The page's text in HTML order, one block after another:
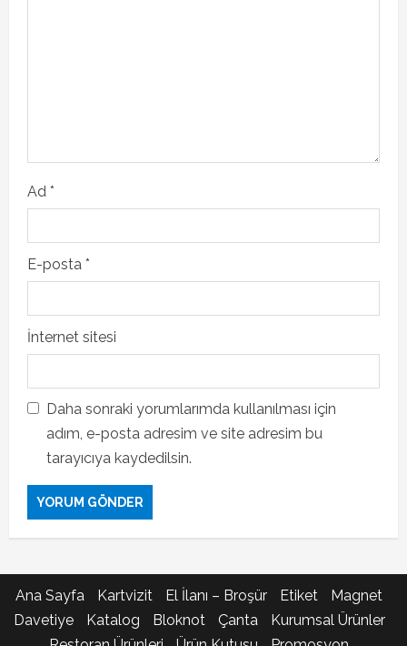
Ad *
E-posta *
İnternet sitesi
Daha sonraki yorumlarımda kullanılması için
adım, e-posta adresim ve site adresim bu
tarayıcıya kaydedilsin.
Ana Sayfa Kartvizit El İlanı – Broşür Etiket
Magnet
Davetiye
Katalog Bloknot Çanta
Kurumsal Ürünler